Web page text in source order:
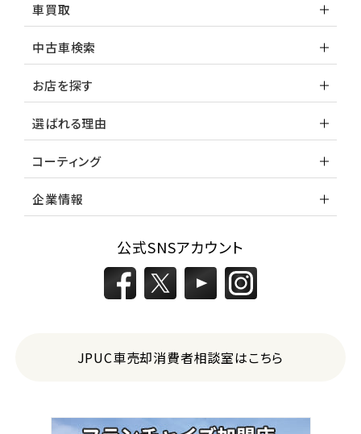
車買取
中古車検索
お店を探す
選ばれる理由
コーティング
企業情報
公式SNSアカウント
JPUC車売却消費者相談室はこちら